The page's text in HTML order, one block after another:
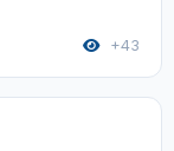
+43